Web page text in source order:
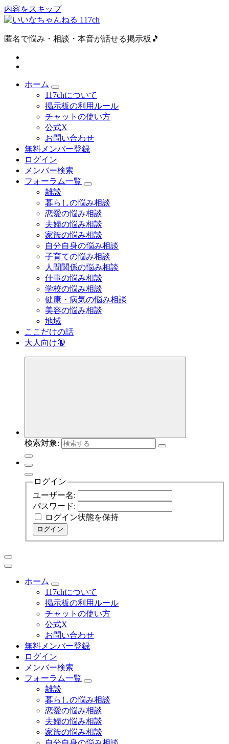
内容をスキップ
匿名で悩み・相談・本音が話せる掲示板🎵
ホーム
117chについて
掲示板の利用ルール
チャットの使い方
公式X
お問い合わせ
無料メンバー登録
ログイン
メンバー検索
フォーラム一覧
雑談
暮らしの悩み相談
恋愛の悩み相談
夫婦の悩み相談
家族の悩み相談
自分自身の悩み相談
子育ての悩み相談
人間関係の悩み相談
仕事の悩み相談
学校の悩み相談
健康・病気の悩み相談
美容の悩み相談
地域
ここだけの話
大人向け🔞
検索対象:
ログイン
ユーザー名:
パスワード:
ログイン状態を保持
ログイン
ホーム
117chについて
掲示板の利用ルール
チャットの使い方
公式X
お問い合わせ
無料メンバー登録
ログイン
メンバー検索
フォーラム一覧
雑談
暮らしの悩み相談
恋愛の悩み相談
夫婦の悩み相談
家族の悩み相談